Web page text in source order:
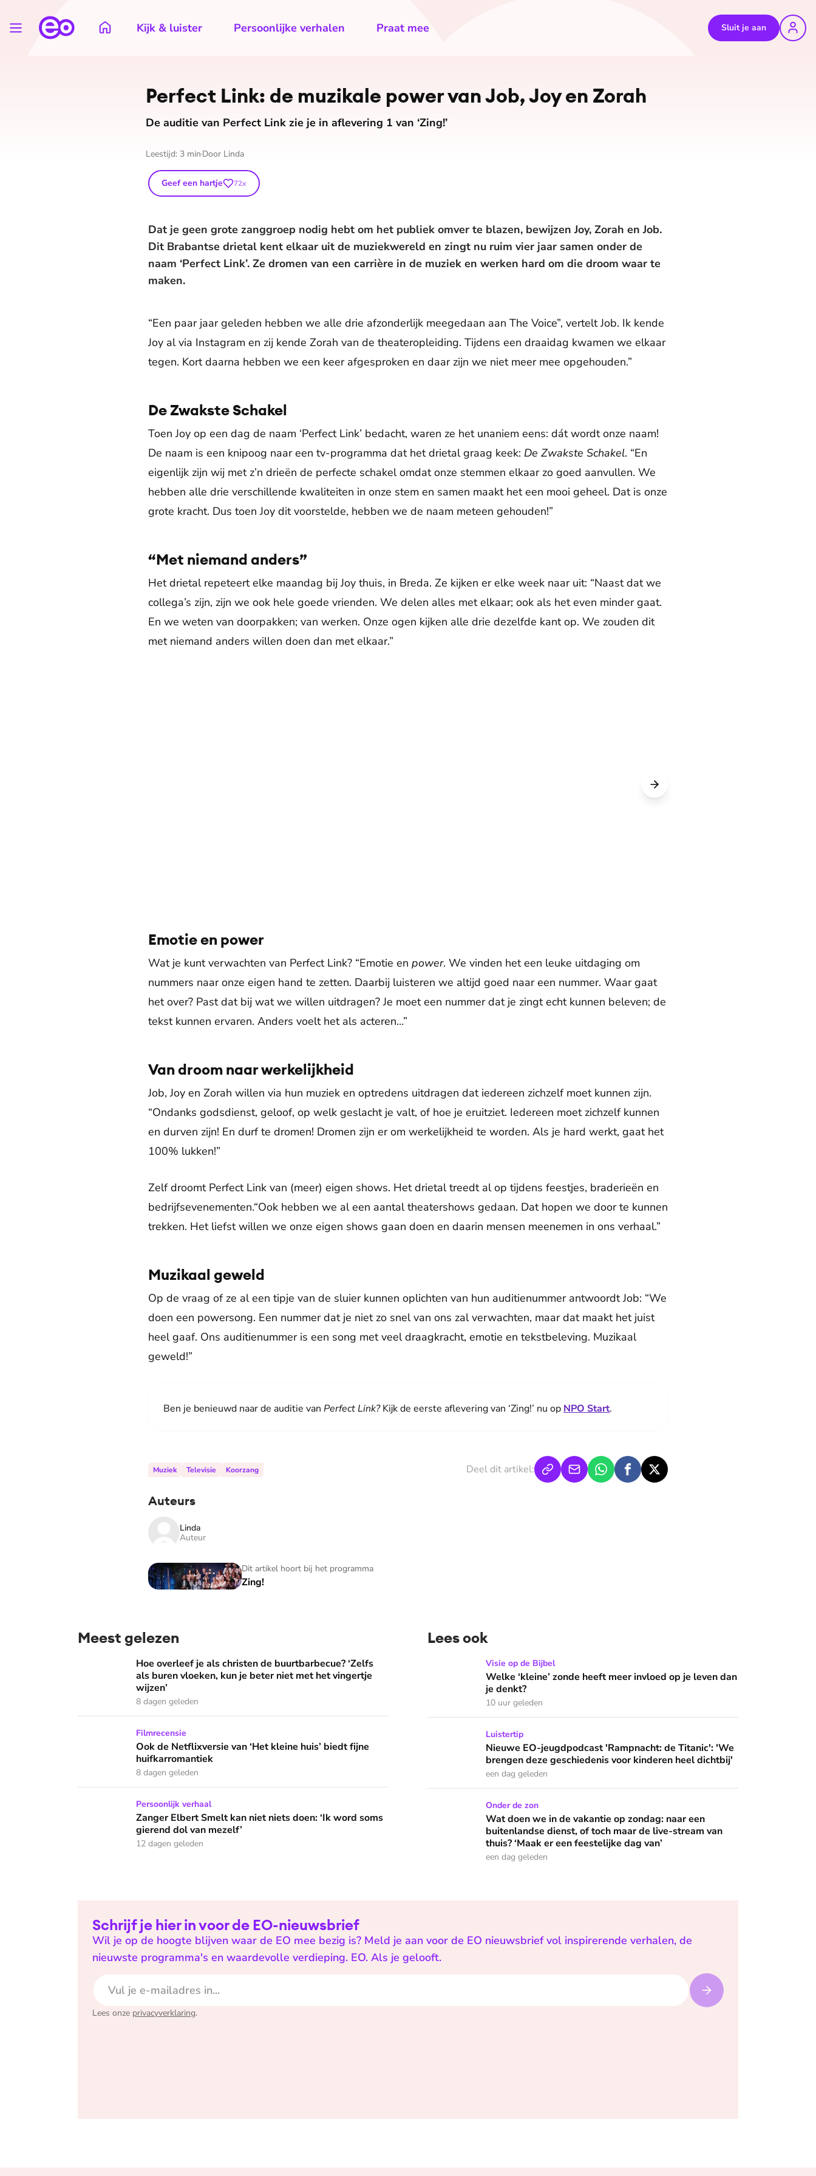
Kijk & luister Persoonlijke verhalen Praat mee Sluit je aan
Perfect Link: de muzikale power van Job, Joy en Zorah
De auditie van Perfect Link zie je in aflevering 1 van ‘Zing!’
Leestijd: 3 min Door Linda
Geef een hartje 72x
Dat je geen grote zanggroep nodig hebt om het publiek omver te blazen, bewijzen Joy, Zorah en Job.
Dit Brabantse drietal kent elkaar uit de muziekwereld en zingt nu ruim vier jaar samen onder de
naam ‘Perfect Link’. Ze dromen van een carrière in de muziek en werken hard om die droom waar te
maken.
“Een paar jaar geleden hebben we alle drie afzonderlijk meegedaan aan The Voice”, vertelt Job. Ik kende
Joy al via Instagram en zij kende Zorah van de theateropleiding. Tijdens een draaidag kwamen we elkaar
tegen. Kort daarna hebben we een keer afgesproken en daar zijn we niet meer mee opgehouden.”
De Zwakste Schakel
Toen Joy op een dag de naam ‘Perfect Link’ bedacht, waren ze het unaniem eens: dát wordt onze naam!
De naam is een knipoog naar een tv-programma dat het drietal graag keek: De Zwakste Schakel. “En
eigenlijk zijn wij met z’n drieën de perfecte schakel omdat onze stemmen elkaar zo goed aanvullen. We
hebben alle drie verschillende kwaliteiten in onze stem en samen maakt het een mooi geheel. Dat is onze
grote kracht. Dus toen Joy dit voorstelde, hebben we de naam meteen gehouden!”
“Met niemand anders”
Het drietal repeteert elke maandag bij Joy thuis, in Breda. Ze kijken er elke week naar uit: “Naast dat we
collega’s zijn, zijn we ook hele goede vrienden. We delen alles met elkaar; ook als het even minder gaat.
En we weten van doorpakken; van werken. Onze ogen kijken alle drie dezelfde kant op. We zouden dit
met niemand anders willen doen dan met elkaar.”
Emotie en power
Wat je kunt verwachten van Perfect Link? “Emotie en power. We vinden het een leuke uitdaging om
nummers naar onze eigen hand te zetten. Daarbij luisteren we altijd goed naar een nummer. Waar gaat
het over? Past dat bij wat we willen uitdragen? Je moet een nummer dat je zingt echt kunnen beleven; de
tekst kunnen ervaren. Anders voelt het als acteren…”
Van droom naar werkelijkheid
Job, Joy en Zorah willen via hun muziek en optredens uitdragen dat iedereen zichzelf moet kunnen zijn.
“Ondanks godsdienst, geloof, op welk geslacht je valt, of hoe je eruitziet. Iedereen moet zichzelf kunnen
en durven zijn! En durf te dromen! Dromen zijn er om werkelijkheid te worden. Als je hard werkt, gaat het
100% lukken!”
Zelf droomt Perfect Link van (meer) eigen shows. Het drietal treedt al op tijdens feestjes, braderieën en
bedrijfsevenementen.“Ook hebben we al een aantal theatershows gedaan. Dat hopen we door te kunnen
trekken. Het liefst willen we onze eigen shows gaan doen en daarin mensen meenemen in ons verhaal.”
Muzikaal geweld
Op de vraag of ze al een tipje van de sluier kunnen oplichten van hun auditienummer antwoordt Job: “We
doen een powersong. Een nummer dat je niet zo snel van ons zal verwachten, maar dat maakt het juist
heel gaaf. Ons auditienummer is een song met veel draagkracht, emotie en tekstbeleving. Muzikaal
geweld!”
Ben je benieuwd naar de auditie van Perfect Link?Kijk de eerste aflevering van ‘Zing!’ nu op NPO Start.
Muziek Televisie Koorzang Deel dit artikel:
Auteurs
Linda
Auteur
Dit artikel hoort bij het programma
Zing!
Zing!
Meest gelezen
Hoe overleef je als christen de buurtbarbecue? ‘Zelfs als buren vloeken, kun je beter niet met het vingertje wijzen’
Hoe overleef je als christen de buurtbarbecue? ‘Zelfs
als buren vloeken, kun je beter niet met het vingertje
wijzen’
8 dagen geleden
Ook de Netflixversie van ‘Het kleine huis’ biedt fijne huifkarromantiek
Filmrecensie
Ook de Netflixversie van ‘Het kleine huis’ biedt fijne
huifkarromantiek
8 dagen geleden
Zanger Elbert Smelt kan niet niets doen: ‘Ik word soms gierend dol van mezelf’
Persoonlijk verhaal
Zanger Elbert Smelt kan niet niets doen: ‘Ik word soms
gierend dol van mezelf’
12 dagen geleden
Lees ook
Welke ‘kleine’ zonde heeft meer invloed op je leven dan je denkt?
Visie op de Bijbel
Welke ‘kleine’ zonde heeft meer invloed op je leven dan
je denkt?
10 uur geleden
Nieuwe EO-jeugdpodcast 'Rampnacht: de Titanic': 'We brengen deze geschiedenis voor
Luistertip
Nieuwe EO-jeugdpodcast 'Rampnacht: de Titanic': 'We
brengen deze geschiedenis voor kinderen heel dichtbij'
een dag geleden
Wat doen we in de vakantie op zondag: naar een buitenlandse dienst, of toch maar de
Onder de zon
Wat doen we in de vakantie op zondag: naar een
buitenlandse dienst, of toch maar de live-stream van
thuis? ‘Maak er een feestelijke dag van’
een dag geleden
Schrijf je hier in voor de EO-nieuwsbrief
Wil je op de hoogte blijven waar de EO mee bezig is? Meld je aan voor de EO nieuwsbrief vol inspirerende verhalen, de
nieuwste programma's en waardevolle verdieping. EO. Als je gelooft.
Lees onze privacyverklaring.